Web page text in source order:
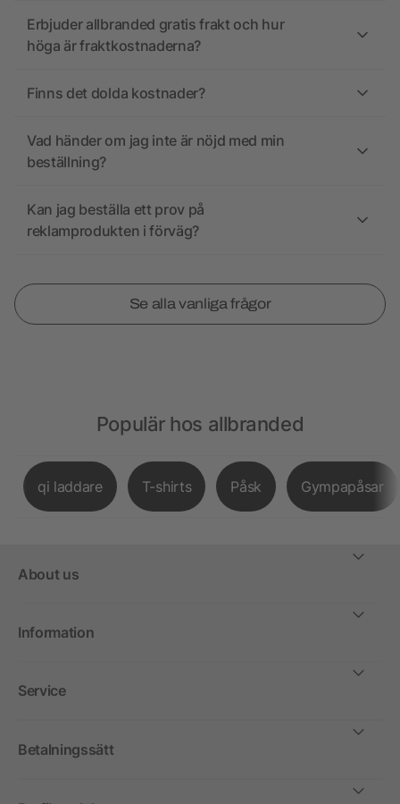
Erbjuder allbranded gratis frakt och hur
höga är fraktkostnaderna?
Finns det dolda kostnader?
Vad händer om jag inte är nöjd med min
beställning?
Kan jag beställa ett prov på
reklamprodukten i förväg?
Se alla vanliga frågor
Populär hos allbranded
qi laddare T-shirts Påsk Gympapåsar
About us
Information
Service
Betalningssätt